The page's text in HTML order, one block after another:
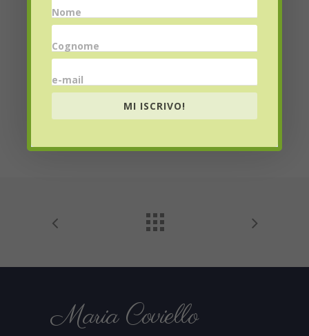
Website
Maria Coviello
Nome
Cognome
e-mail
MI ISCRIVO!